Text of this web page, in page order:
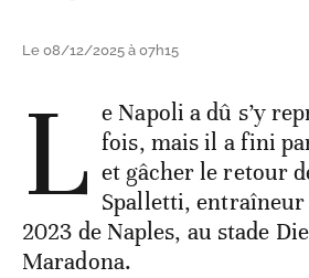
Le 08/12/2025 à 07h15
L e Napoli a dû s’y
fois, mais il a fini
et gâcher le retour
Spalletti, entraîneur
2023 de Naples, au stade
Maradona.